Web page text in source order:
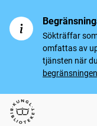
Sökträffar
omfattas av
tjänsten när
Svenska tidningar